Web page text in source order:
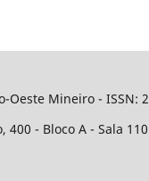
Oeste Mineiro - ISSN:
400 - Bloco A - Sala